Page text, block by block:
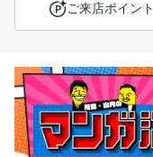
ご来店ポイント